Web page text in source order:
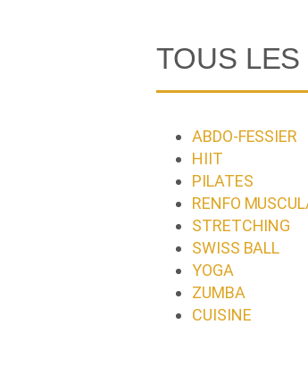
TOUS
ABDO-FESSIER
HIIT
PILATES
RENFO
STRETCHING
SWISS BALL
YOGA
ZUMBA
CUISINE